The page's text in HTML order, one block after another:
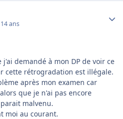
14 ans
demandé à mon DP de voir ce
cette rétrogradation est illégale.
après mon examen car
que je n'ai pas encore
malvenu.
moi au courant.